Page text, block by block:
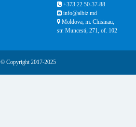
+373 22 50-37-88
info@albiz.md
Moldova, m. Chisinau,
str. Muncesti, 271, of. 102
© Copyright 2017-2025